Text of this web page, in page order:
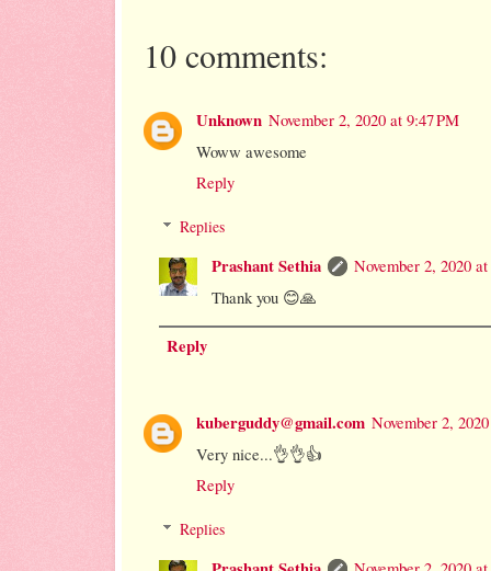
10 comments:
Unknown November 2, 2020 at 9:47 PM
Woww awesome
Reply
Replies
Prashant Sethia
November 2, 2020
Thank you 😊🙏
Reply
kuberguddy@gmail.com November 2,
Very nice...👌👌👍
Reply
Replies